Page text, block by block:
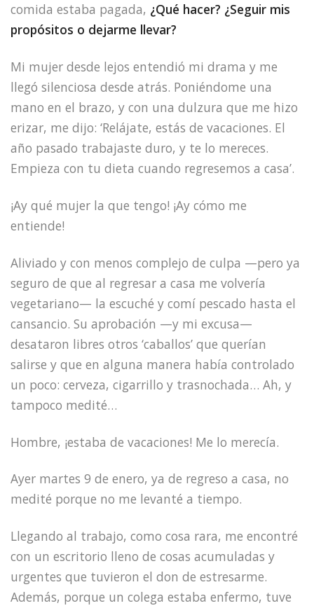
comida estaba pagada, ¿Qué hacer? ¿Seguir mis
propósitos o dejarme llevar?
Mi mujer desde lejos entendió mi drama y me
llegó silenciosa desde atrás. Poniéndome una
mano en el brazo, y con una dulzura que me hizo
erizar, me dijo: ‘Relájate, estás de vacaciones. El
año pasado trabajaste duro, y te lo mereces.
Empieza con tu dieta cuando regresemos a casa’.
¡Ay qué mujer la que tengo! ¡Ay cómo me
entiende!
Aliviado y con menos complejo de culpa —pero ya
seguro de que al regresar a casa me volvería
vegetariano— la escuché y comí pescado hasta el
cansancio. Su aprobación —y mi excusa—
desataron libres otros ‘caballos’ que querían
salirse y que en alguna manera había controlado
un poco: cerveza, cigarrillo y trasnochada… Ah, y
tampoco medité…
Hombre, ¡estaba de vacaciones! Me lo merecía.
Ayer martes 9 de enero, ya de regreso a casa, no
medité porque no me levanté a tiempo.
Llegando al trabajo, como cosa rara, me encontré
con un escritorio lleno de cosas acumuladas y
urgentes que tuvieron el don de estresarme.
Además, porque un colega estaba enfermo, tuve